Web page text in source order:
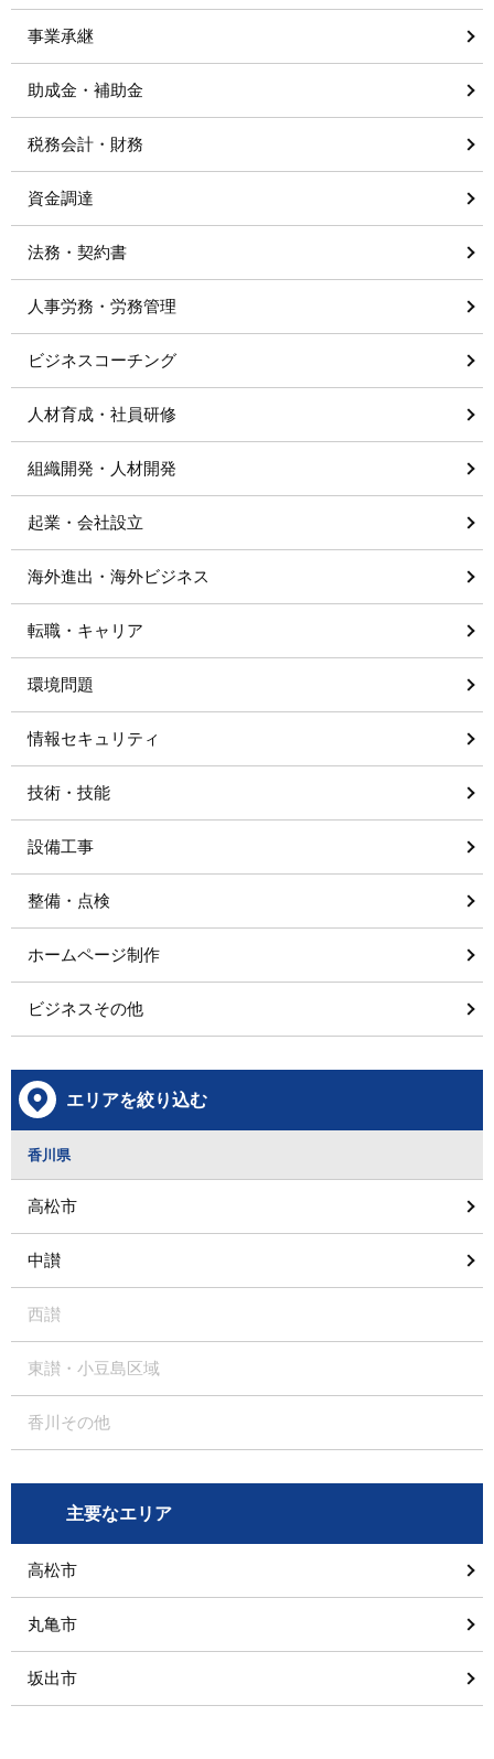
事業承継
助成金・補助金
税務会計・財務
資金調達
法務・契約書
人事労務・労務管理
ビジネスコーチング
人材育成・社員研修
組織開発・人材開発
起業・会社設立
海外進出・海外ビジネス
転職・キャリア
環境問題
情報セキュリティ
技術・技能
設備工事
整備・点検
ホームページ制作
ビジネスその他
エリアを絞り込む
香川県
高松市
中讃
西讃
東讃・小豆島区域
香川その他
主要なエリア
高松市
丸亀市
坂出市